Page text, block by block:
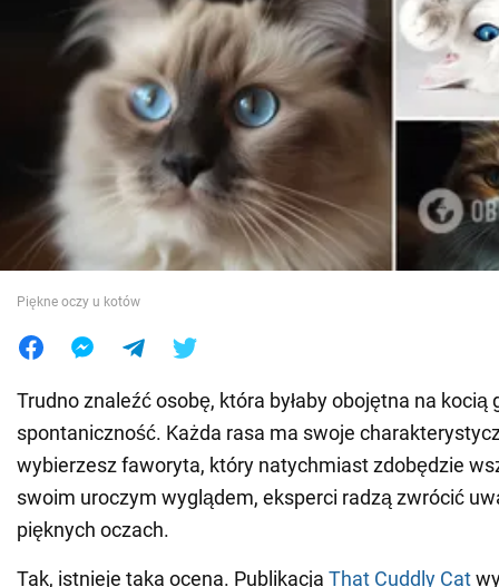
Polityka
Społeczeństwo
Wojna na Ukrainie
Świat
Jedzenie
Piękne oczy u kotów
Trudno znaleźć osobę, która byłaby obojętna na kocią
spontaniczność. Każda rasa ma swoje
wybierzesz faworyta, który natychmiast zdobędzie
swoim uroczym wyglądem, eksperci radzą zwrócić
pięknych oczach.
Tak, istnieje taka ocena. Publikacja That Cuddly Cat